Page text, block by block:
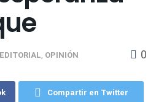
EDITORIAL, OPINIÓN 0
Compartir en Twitter